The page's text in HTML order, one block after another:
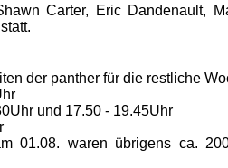
Carter, Eric Dandenault,
der panther für die restliche
und 17.50 - 19.45Uhr
01.08. waren übrigens ca.